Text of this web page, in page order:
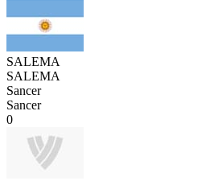
SALEMA
SALEMA
Sancer
Sancer
0